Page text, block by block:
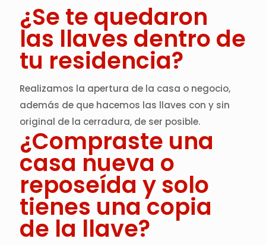
¿Se te quedaron
las llaves dentro de
tu residencia?
Realizamos la apertura de la casa o negocio,
además de que hacemos las llaves con y sin
original de la cerradura, de ser posible.
¿Compraste una
casa nueva o
reposeída y solo
tienes una copia
de la llave?